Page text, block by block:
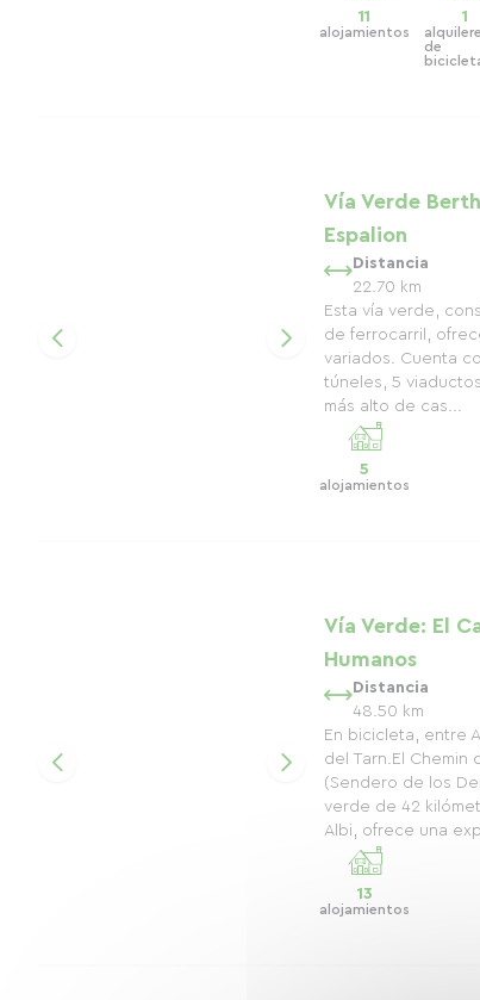
11
alojamientos
1
de
Vía Verde
Espalion
Distancia
22.70 km
Esta vía verde,
de ferrocarril,
variados. Cuenta
túneles, 5
más alto de cas...
5
alojamientos
Vía Verde: El
Humanos
Distancia
48.50 km
En bicicleta, entre
del Tarn.El Chemin
(Sendero de los
verde de 42
Albi, ofrece una
13
alojamientos